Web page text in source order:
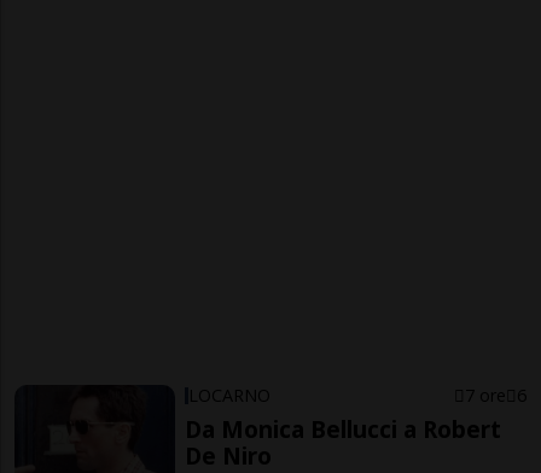
LOCARNO 7 ore 6
Da Monica Bellucci a Robert
De Niro